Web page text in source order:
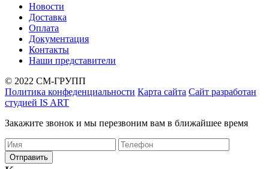
Новости
Доставка
Оплата
Документация
Контакты
Наши представители
© 2022 СМ-ГРУПП
Политика конфеденциальности Карта сайта Сайт разработан
студией IS ART
Закажите звонок и мы перезвоним вам в ближайшее время